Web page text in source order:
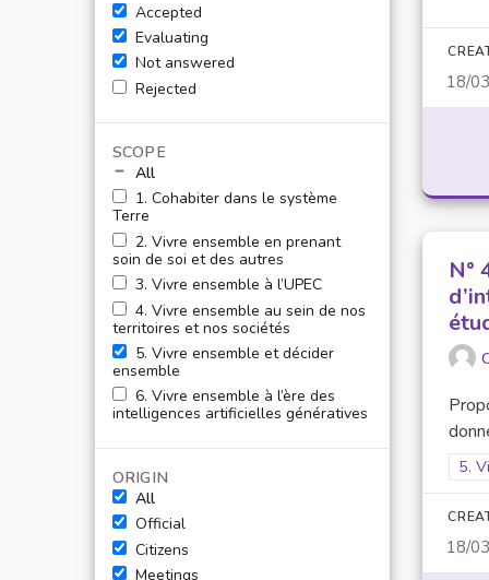
Accepted
Evaluating
Not answered
Rejected
SCOPE
All
1. Cohabiter dans le système
Terre
2. Vivre ensemble en prenant
soin de soi et des autres
3. Vivre ensemble à l’UPEC
4. Vivre ensemble au sein de nos
territoires et nos sociétés
5. Vivre ensemble et décider
ensemble
6. Vivre ensemble à l’ère des
intelligences artificielles génératives
ORIGIN
All
Official
Citizens
Meetings
18/
N°
5.
18/